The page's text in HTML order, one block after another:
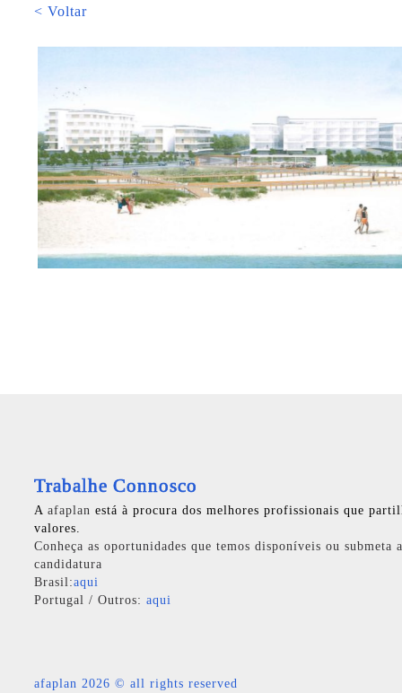
< Voltar
Trabalhe Connosco
A afaplan está à procura dos melhores profissionais que
valores.
Conheça as oportunidades que temos disponíveis ou submeta
candidatura
Brasil:aqui
Portugal / Outros: aqui
afaplan 2026 © all rights reserved